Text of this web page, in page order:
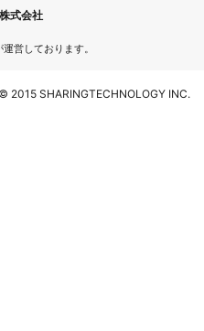
式会社
営しております。
© 2015 SHARINGTECHNOLOGY INC.